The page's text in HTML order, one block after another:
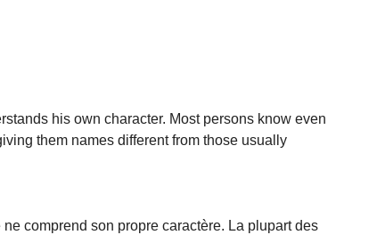
his own character. Most persons know even
them names different from those usually
comprend son propre caractère. La plupart des